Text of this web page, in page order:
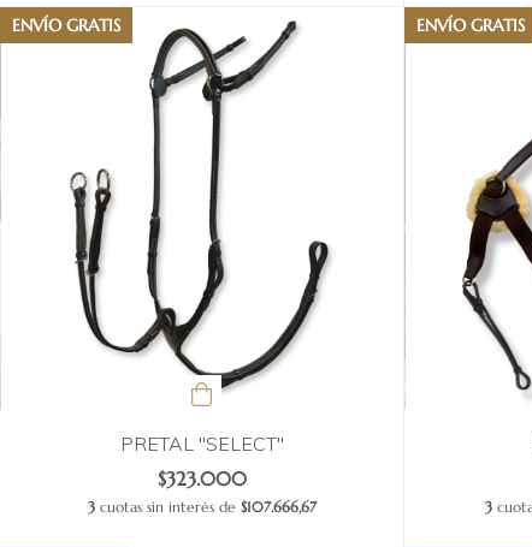
ENVÍO GRATIS
PRETAL "SELECT"
$323.000
3cuotas sin interés de $107.666,67
ENVÍO GRATIS
3